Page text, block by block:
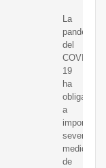
La
pandemia
del
COVID-
19
ha
obligado
a
imponer
severas
medidas
de